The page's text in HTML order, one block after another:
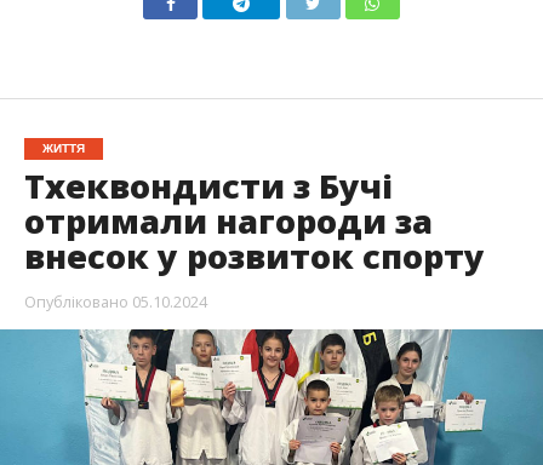
ЖИТТЯ
Тхеквондисти з Бучі
отримали нагороди за
внесок у розвиток спорту
Опубліковано 05.10.2024